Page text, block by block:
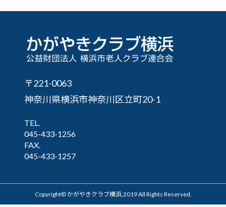
〒221-0063
神奈川県横浜市神奈川区立町20-1
TEL.
045-433-1256
FAX.
045-433-1257
Copyright© かがやきクラブ横浜,2019 All Rights Reserved.